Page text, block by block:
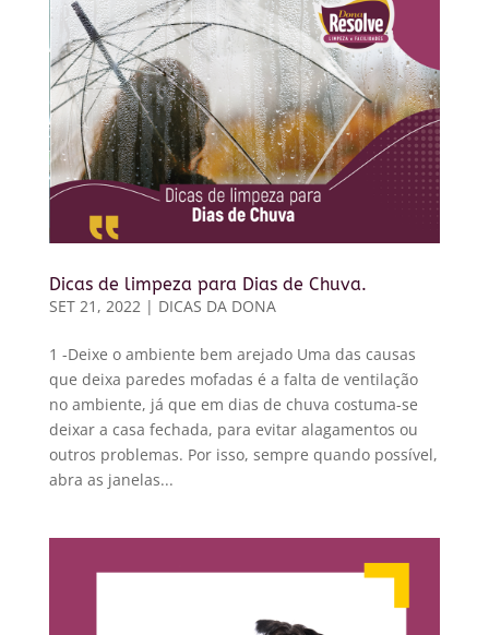
Dicas de limpeza para Dias de Chuva.
SET 21, 2022 | DICAS DA DONA
1 -Deixe o ambiente bem arejado Uma das causas
que deixa paredes mofadas é a falta de ventilação
no ambiente, já que em dias de chuva costuma-se
deixar a casa fechada, para evitar alagamentos ou
outros problemas. Por isso, sempre quando possível,
abra as janelas...